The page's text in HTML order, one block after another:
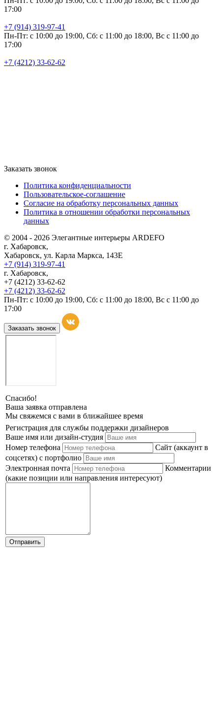
17:00
+7 (914) 319-97-41
Пн-Пт: с 10:00 до 19:00, Сб: с 11:00 до 18:00, Вс с 11:00 до
17:00
+7 (4212) 33-62-62
Заказать звонок
Политика конфиденциальности
Пользовательское-соглашение
Согласие на обработку персональных данных
Политика в отношении обработки персональных
данных
© 2004 - 2026 Элегантные интерьеры ARDEFO
г. Хабаровск,
Хабаровск, ул. Карла Маркса, 143Е
+7 (914) 319-97-41
г. Хабаровск,
+7 (4212) 33-62-62
+7 (4212) 33-62-62
Пн-Пт: с 10:00 до 19:00, Сб: с 11:00 до 18:00, Вс с 11:00 до
17:00
Заказать звонок
Спасибо!
Ваша заявка отправлена
Мы свяжемся с вами в ближайшее время
Регистрация для службы поддержки дизайнеров
Ваше имя или дизайн-студия
Номер телефона
Сайт (аккаунт в
соцсетях) с портфолио
Электронная почта
Комментарии
(какие позиции или направления интересуют)
Отправить